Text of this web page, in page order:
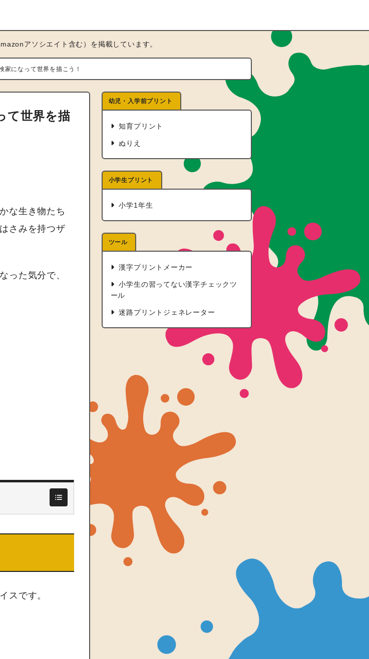
アソシエイト含む）を掲載しています。
家になって世界を描こう！
て世界を描
な生き物たち
さみを持つザ
った気分で、
スです。
幼児・入学前プリント
知育プリント
ぬりえ
小学生プリント
小学1年生
ツール
漢字プリントメーカー
小学生の習ってない漢字チェックツ
ール
迷路プリントジェネレーター